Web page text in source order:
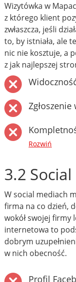
Wizytówka w
z którego klient
zwłaszcza, jeśli
to, by istniała, ale
nic nie kosztuje, a
z jak najlepszej
Rozwiń
3.2
W social mediach
firma na co dzień,
wokół swojej firmy
internetowa to
dobrym
w nich obecność.
Profil